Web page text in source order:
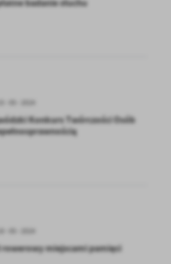
badanie słuchu
Konkurs Twórczości Osób
rowerowy miejscami pamięci